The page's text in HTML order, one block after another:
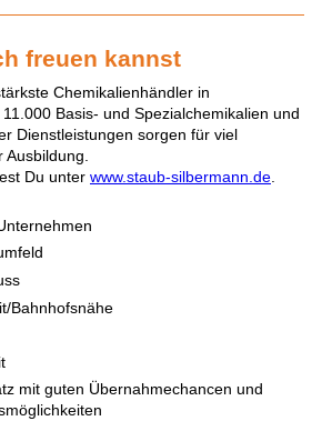
freuen kannst
Chemikalienhändler in
Basis- und Spezialchemikalien und
Dienstleistungen sorgen für viel
Du unter www.staub-silbermann.de
Bahnhofsnähe
mit guten Übernahmechancen und